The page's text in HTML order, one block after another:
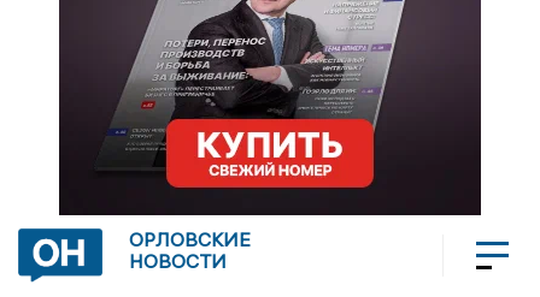
ОРЛОВСКИЕ
НОВОСТИ